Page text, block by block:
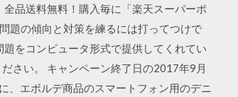
品送料無料！購入毎に「楽天スーパーポ
題の傾向と対策を練るには打ってつけで
をコンピュータ形式で提供してくれてい
さい。 キャンペーン終了日の2017年9月
、エボルデ商品のスマートフォン用のデニ